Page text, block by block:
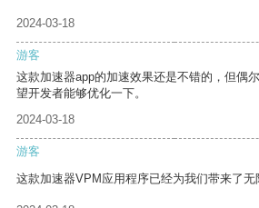
2024-03-18
游客
这款加速器app的加速效果还是不错的，但偶
望开发者能够优化一下。
2024-03-18
游客
这款加速器VPM应用程序已经为我们带来了无